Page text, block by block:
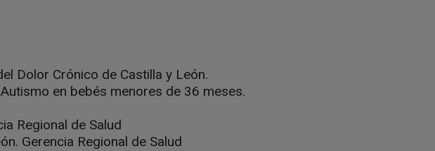
Dolor Crónico de Castilla y León.
en bebés menores de 36 meses.
Regional de Salud
Gerencia Regional de Salud